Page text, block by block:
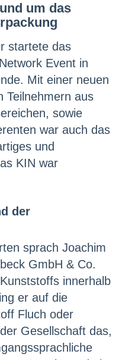
um das
startete das
Event in
Mit einer neuen
Teilnehmern aus
sowie
war auch das
und
KIN war
der
sprach Joachim
GmbH & Co.
innerhalb
er auf die
Fluch oder
Gesellschaft das,